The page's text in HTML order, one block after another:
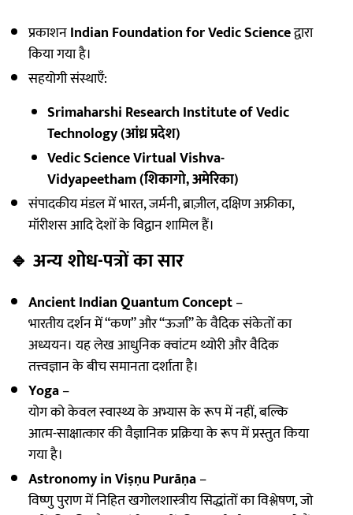
प्रकाशनIndian Foundation for Vedic Scienceद्वारा
किया गया है।
सहयोगी संस्थाएँ:
Srimaharshi Research Institute of Vedic
Technology (आंध्र प्रदेश)
Vedic Science Virtual Vishva-
Vidyapeetham (शिकागो, अमेरिका)
संपादकीय मंडल में भारत, जर्मनी, ब्राज़ील, दक्षिण अफ्रीका,
मॉरीशस आदि देशों के विद्वान शामिल हैं।
🔹 अन्य शोध-पत्रों का सार
Ancient Indian Quantum Concept–
भारतीय दर्शन में “कण” और “ऊर्जा” के वैदिक संकेतों का
अध्ययन। यह लेख आधुनिक क्वांटम थ्योरी और वैदिक
तत्त्वज्ञान के बीच समानता दर्शाता है।
Yoga–
योग को केवल स्वास्थ्य के अभ्यास के रूप में नहीं, बल्कि
आत्म-साक्षात्कार की वैज्ञानिक प्रक्रिया के रूप में प्रस्तुत किया
गया है।
Astronomy in Viṣṇu Purāṇa–
विष्णु पुराण में निहित खगोलशास्त्रीय सिद्धांतों का विश्लेषण, जो